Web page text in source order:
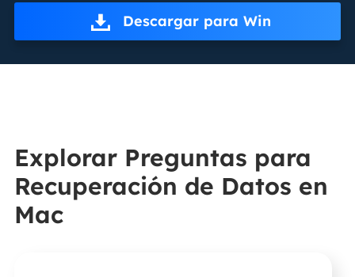
Descargar para Win
Explorar Preguntas para
Recuperación de Datos en
Mac